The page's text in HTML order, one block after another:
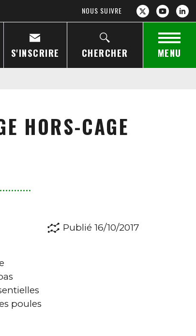
NOUS SUIVRE
S'INSCRIRE CHERCHER MENU
HORS-CAGE
Publié 16/10/2017
poules